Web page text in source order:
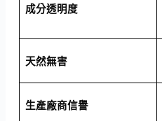
成分透明度
天然無害
生產廠商信譽